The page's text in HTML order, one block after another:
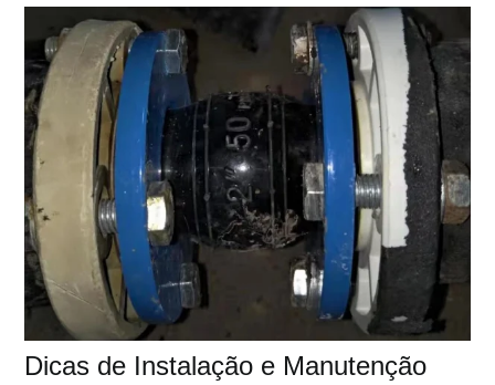
Dicas de Instalação e Manutenção